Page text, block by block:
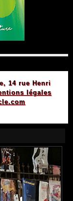
14 rue Henri
légales